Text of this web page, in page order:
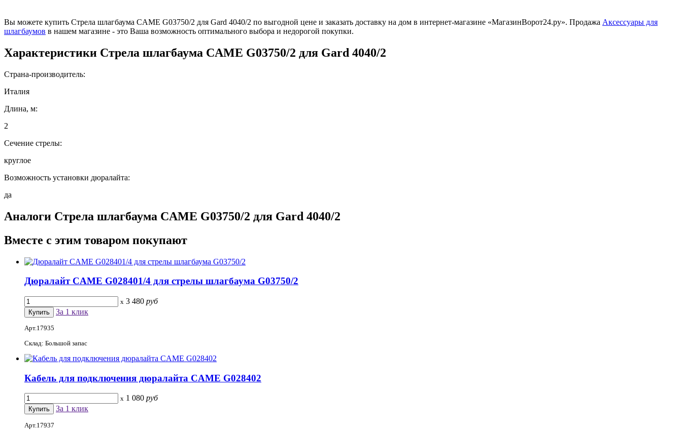
Вы можете купить Стрела шлагбаума CAME G03750/2 для Gard 4040/2 по выгодной цене и заказать доставку на дом в интернет-магазине «МагазинВорот24.ру». Продажа Аксессуары для
шлагбаумов в нашем магазине - это Ваша возможность оптимального выбора и недорогой покупки.
Характеристики Стрела шлагбаума CAME G03750/2 для Gard 4040/2
Страна-производитель:
Италия
Длина, м:
2
Сечение стрелы:
круглое
Возможность установки дюралайта:
да
Аналоги Стрела шлагбаума CAME G03750/2 для Gard 4040/2
Вместе с этим товаром покупают
Дюралайт CAME G028401/4 для стрелы шлагбаума G03750/2
x 3 480 руб
За 1 клик
Арт.17935
Склад: Большой запас
Кабель для подключения дюралайта CAME G028402
x 1 080 руб
За 1 клик
Арт.17937